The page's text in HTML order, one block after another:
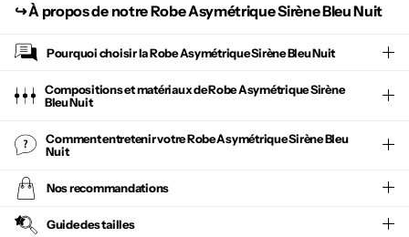
↪︎À propos de notre Robe Asymétrique Sirène Bleu Nuit
Pourquoi choisir laRobe Asymétrique Sirène Bleu Nuit
Compositions et matériaux de Robe Asymétrique Sirène
Bleu Nuit
Comment entretenir votreRobe Asymétrique Sirène Bleu
Nuit
Nos recommandations
Guide des tailles